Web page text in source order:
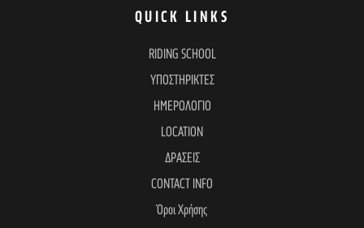
QUICK LINKS
RIDING SCHOOL
ΥΠΟΣΤΗΡΙΚΤΕΣ
ΗΜΕΡΟΛΟΓΙΟ
LOCATION
ΔΡΑΣΕΙΣ
CONTACT INFO
Όροι Χρήσης